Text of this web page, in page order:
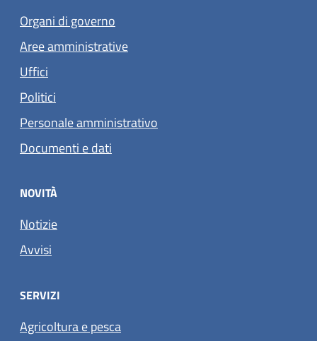
Organi di governo
Aree amministrative
Uffici
Politici
Personale amministrativo
Documenti e dati
NOVITÀ
Notizie
Avvisi
SERVIZI
Agricoltura e pesca